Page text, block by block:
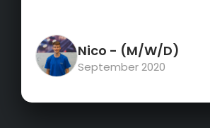
Nico - (M/W/D)
September 2020